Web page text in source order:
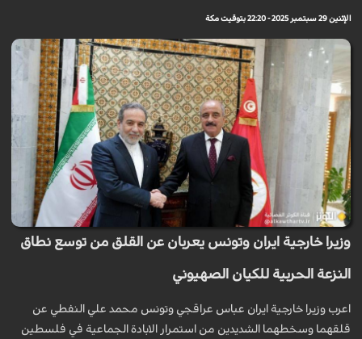
الإثنين 29 سبتمبر 2025 - 22:20 بتوقيت مكة
وزيرا خارجية ايران وتونس يعربان عن القلق من توسع نطاق
النزعة الحربية للكيان الصهيوني
اعرب وزيرا خارجية ايران عباس عراقجي وتونس محمد علي النفطي عن
قلقهما وسخطهما الشديدين من استمرار الابادة الجماعية في فلسطين